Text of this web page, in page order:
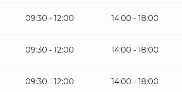
09:30 - 12:00 14:00 - 18:00
09:30 - 12:00 14:00 - 18:00
09:30 - 12:00 14:00 - 18:00